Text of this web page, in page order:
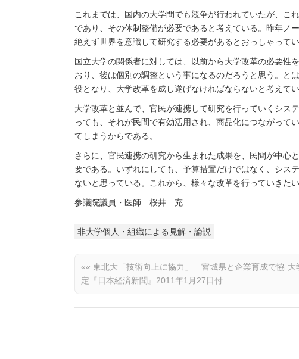
これまでは、国内の大学間でも競争が行われていたが、こ
であり、その体制整備が必要であると考えている。昨年ノ
絶えず世界を意識して研究する必要があるとおっしゃってい
国立大学の関係者に対しては、以前から大学改革の必要性
おり、後は個別の調整という事になるのだろうと思う。と
役となり、大学改革を成し遂げなければならないと考えてい
大学改革と並んで、官民が連携して研究を行っていくシス
っても、それが民間で有効活用され、商品化につながって
てしまうからである。
さらに、官民連携の研究から生まれた成果を、民間が中心
要である。いずれにしても、予算措置だけではなく、シス
ないと思っている。これから、様々な改革を行っていきたい
参議院議員・医師 桜井 充
非大学個人・組織による見解・論説
«« 東北大「技術向上に協力」 宮城県と企業育成で協
定『日本経済新聞』2011年1月27日付
大